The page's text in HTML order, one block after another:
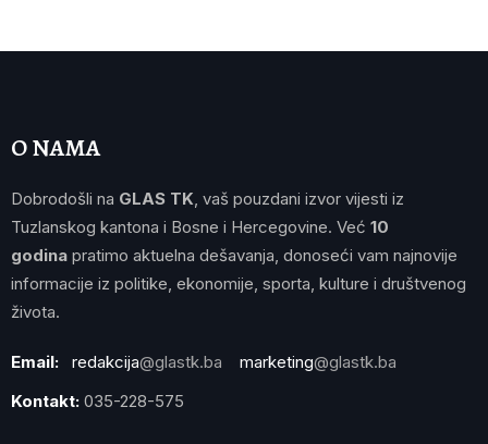
O NAMA
Dobrodošli na GLAS TK , vaš pouzdani izvor vijesti iz
Tuzlanskog kantona i Bosne i Hercegovine. Već 10
godina pratimo aktuelna dešavanja, donoseći vam najnovije
informacije iz politike, ekonomije, sporta, kulture i društvenog
života.
Email: redakcija@glastk.ba marketing@glastk.ba
Kontakt: 035-228-575